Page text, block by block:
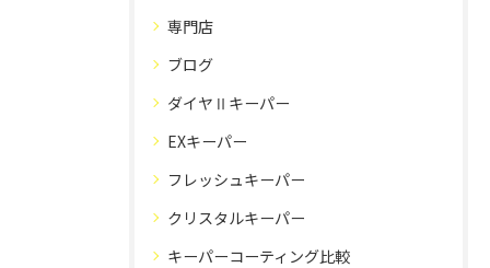
専門店
ブログ
ダイヤⅡキーパー
EXキーパー
フレッシュキーパー
クリスタルキーパー
キーパーコーティング比較